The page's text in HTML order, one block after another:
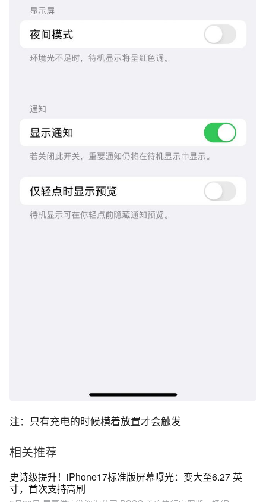
注：只有充电的时候横着放置才会触发
相关推荐
史诗级提升！iPhone17标准版屏幕曝光：变大至6.27 英
寸，首次支持高刷